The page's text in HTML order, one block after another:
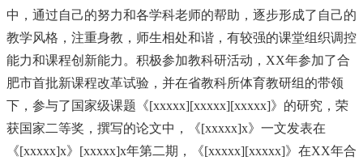
中，通过自己的努力和各学科老师的帮助，逐步形成了自己的
教学风格，注重身教，师生相处和谐，有较强的课堂组织调控
能力和课程创新能力。积极参加教科研活动，XX年参加了合
肥市首批新课程改革试验，并在省教科所体育教研组的带领
下，参与了国家级课题《[xxxxx][xxxxx][xxxxx]》的研究，荣
获国家二等奖，撰写的论文中，《[xxxxx]x》一文发表在
《[xxxxx]x》[xxxxx]x年第二期，《[xxxxx][xxxxx]》在XX年合